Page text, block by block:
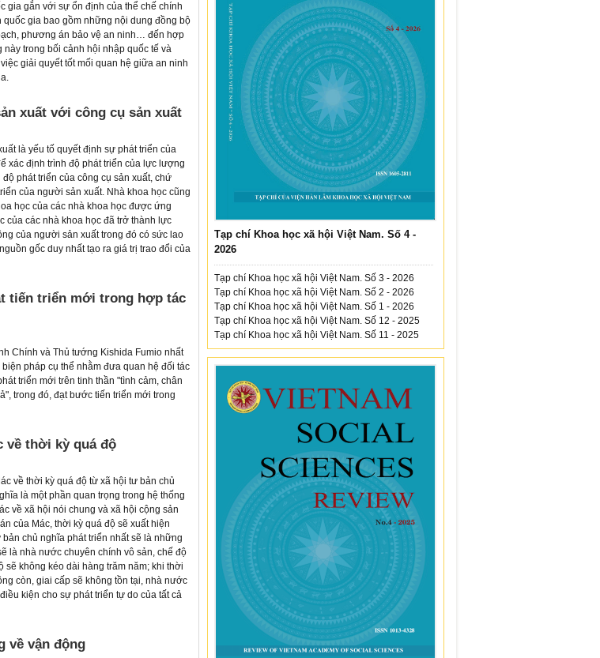
gia gắn với sự ổn định của thể chế chính
gia bao gồm những nội dung đồng bộ
phương án bảo vệ an ninh… đến hợp
trong bối cảnh hội nhập quốc tế và
giải quyết tốt mối quan hệ giữa an ninh
xuất với công cụ sản xuất
là yếu tố quyết định sự phát triển của
xác định trình độ phát triển của lực lượng
phát triển của công cụ sản xuất, chứ
của người sản xuất. Nhà khoa học cũng
học của các nhà khoa học được ứng
của các nhà khoa học đã trở thành lực
của người sản xuất trong đó có sức lao
gốc duy nhất tạo ra giá trị trao đổi của
tiến triển mới trong hợp tác
Chính và Thủ tướng Kishida Fumio nhất
pháp cụ thể nhằm đưa quan hệ đối tác
triển mới trên tinh thần "tình cảm, chân
trong đó, đạt bước tiến triển mới trong
về thời kỳ quá độ
về thời kỳ quá độ từ xã hội tư bản chủ
là một phần quan trọng trong hệ thống
về xã hội nói chung và xã hội cộng sản
của Mác, thời kỳ quá độ sẽ xuất hiện
chủ nghĩa phát triển nhất sẽ là những
là nhà nước chuyên chính vô sản, chế độ
sẽ không kéo dài hàng trăm năm; khi thời
còn, giai cấp sẽ không tồn tại, nhà nước
kiện cho sự phát triển tự do của tất cả
về vận động
Tạp chí Khoa học xã hội Việt Nam. Số 4 -
2026
Tạp chí Khoa học xã hội Việt Nam. Số 3 - 2026
Tạp chí Khoa học xã hội Việt Nam. Số 2 - 2026
Tạp chí Khoa học xã hội Việt Nam. Số 1 - 2026
Tạp chí Khoa học xã hội Việt Nam. Số 12 - 2025
Tạp chí Khoa học xã hội Việt Nam. Số 11 - 2025